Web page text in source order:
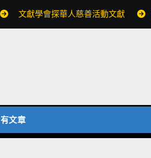
文獻學會探華人慈善活動文獻
文章